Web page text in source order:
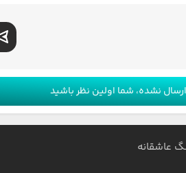
نشده، شما اولین نظر باشید
عاشقانه